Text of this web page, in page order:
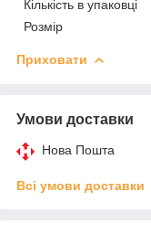
Кількість в упаковці
Розмір
Приховати
Умови доставки
Нова Пошта
Всі умови доставки